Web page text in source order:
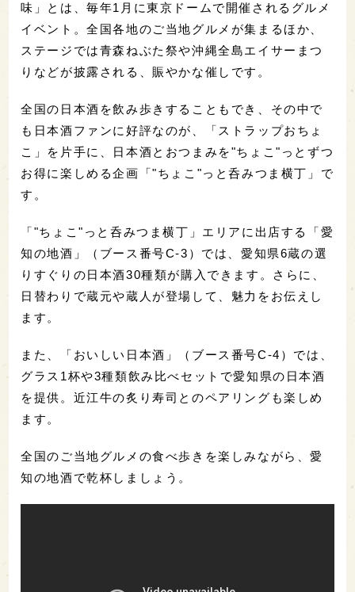
味」とは、毎年1月に東京ドームで開催されるグルメ
イベント。全国各地のご当地グルメが集まるほか、
ステージでは青森ねぶた祭や沖縄全島エイサーまつ
りなどが披露される、賑やかな催しです。
全国の日本酒を飲み歩きすることもでき、その中で
も日本酒ファンに好評なのが、「ストラップおちょ
こ」を片手に、日本酒とおつまみを"ちょこ"っとずつ
お得に楽しめる企画「"ちょこ"っと呑みつま横丁」で
す。
「"ちょこ"っと呑みつま横丁」エリアに出店する「愛
知の地酒」（ブース番号C-3）では、愛知県6蔵の選
りすぐりの日本酒30種類が購入できます。さらに、
日替わりで蔵元や蔵人が登場して、魅力をお伝えし
ます。
また、「おいしい日本酒」（ブース番号C-4）では、
グラス1杯や3種類飲み比べセットで愛知県の日本酒
を提供。近江牛の炙り寿司とのペアリングも楽しめ
ます。
全国のご当地グルメの食べ歩きを楽しみながら、愛
知の地酒で乾杯しましょう。